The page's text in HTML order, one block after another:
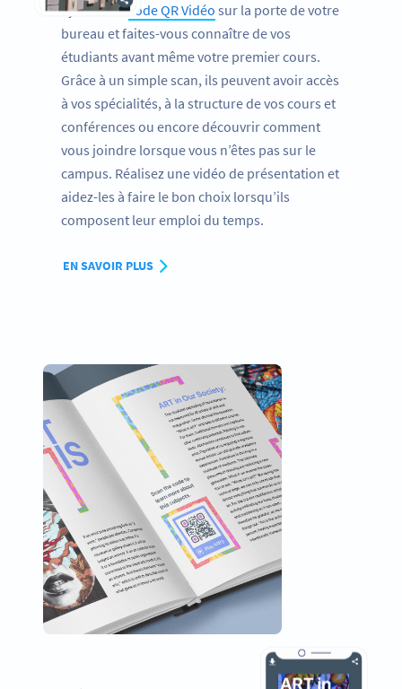
Ajoutez uncode QR Vidéo sur la porte de votre
bureau et faites-vous connaître de vos
étudiants avant même votre premier cours.
Grâce à un simple scan, ils peuvent avoir accès
à vos spécialités, à la structure de vos cours et
conférences ou encore découvrir comment
vous joindre lorsque vous n’êtes pas sur le
campus. Réalisez une vidéo de présentation et
aidez-les à faire le bon choix lorsqu’ils
composent leur emploi du temps.
EN SAVOIR PLUS